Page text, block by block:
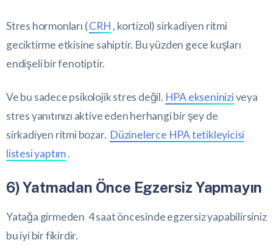
Stres hormonları (CRH , kortizol) sirkadiyen ritmi
geciktirme etkisine sahiptir. Bu yüzden gece kuşları
endişeli bir fenotiptir.
Ve bu sadece psikolojik stres değil. HPA ekseniniziveya
stres yanıtınızı aktive eden herhangi bir şey de
sirkadiyen ritmi bozar. Düzinelerce HPA tetikleyicisi
listesi yaptım.
6) Yatmadan Önce Egzersiz Yapmayın
Yatağa girmeden 4 saat öncesinde egzersiz yapabilirsiniz
bu iyi bir fikirdir.